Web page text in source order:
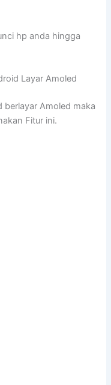
hp anda hingga
Layar Amoled
berlayar Amoled maka
Fitur ini.